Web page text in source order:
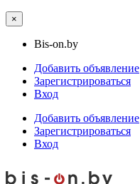
×
Bis-on.by
Добавить объявление
Зарегистрироваться
Вход
Добавить объявление
Зарегистрироваться
Вход